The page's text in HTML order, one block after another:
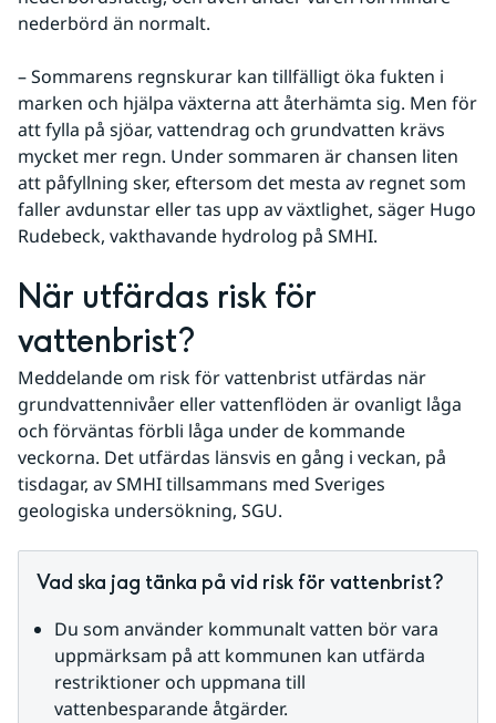
nederbörd än normalt.
– Sommarens regnskurar kan tillfälligt öka fukten i
marken och hjälpa växterna att återhämta sig. Men för
att fylla på sjöar, vattendrag och grundvatten krävs
mycket mer regn. Under sommaren är chansen liten
att påfyllning sker, eftersom det mesta av regnet som
faller avdunstar eller tas upp av växtlighet, säger Hugo
Rudebeck, vakthavande hydrolog på SMHI.
När utfärdas risk för
vattenbrist?
Meddelande om risk för vattenbrist utfärdas när
grundvattennivåer eller vattenflöden är ovanligt låga
och förväntas förbli låga under de kommande
veckorna. Det utfärdas länsvis en gång i veckan, på
tisdagar, av SMHI tillsammans med Sveriges
geologiska undersökning, SGU.
Vad ska jag tänka på vid risk för vattenbrist?
Du som använder kommunalt vatten bör vara
uppmärksam på att kommunen kan utfärda
restriktioner och uppmana till
vattenbesparande åtgärder.